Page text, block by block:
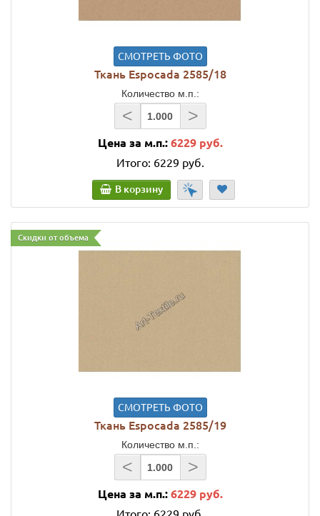
СМОТРЕТЬ ФОТО
Ткань Espocada 2585/18
Количество м.п.:
< >
Цена за м.п.: 6229 руб.
Итого: 6229 руб.
В корзину
Скидки от объема
СМОТРЕТЬ ФОТО
Ткань Espocada 2585/19
Количество м.п.:
< >
Цена за м.п.: 6229 руб.